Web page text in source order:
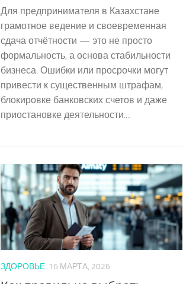
Для предпринимателя в Казахстане
грамотное ведение и своевременная
сдача отчётности — это не просто
формальность, а основа стабильности
бизнеса. Ошибки или просрочки могут
привести к существенным штрафам,
блокировке банковских счетов и даже
приостановке деятельности....
ЗДОРОВЬЕ 16 МАРТА, 2026